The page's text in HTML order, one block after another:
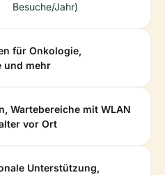
Besuche/Jahr)
für Onkologie,
und mehr
Wartebereiche mit WLAN
vor Ort
Unterstützung,